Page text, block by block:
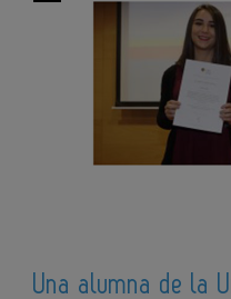
Una alumna de la